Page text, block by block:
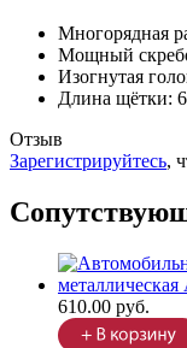
Многорядная
Мощный
Изогнутая
Длина щётки:
Отзыв
Зарегистрируйтесь,
610.00 руб.